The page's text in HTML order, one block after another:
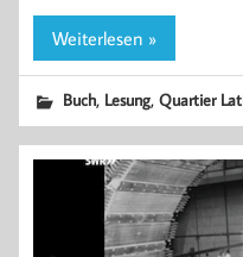
Weiterlesen »
Buch, Lesung,Quartier